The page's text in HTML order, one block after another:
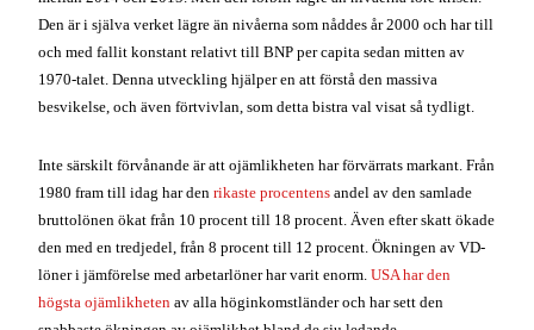
den med en tredjedel, från 8 procent till 12 procent. Ökningen av VD-
löner i jämförelse med arbetarlöner har varit enorm.
av alla höginkomstländer och har sett den
snabbaste ökningen av ojämlikhet bland de sju ledande
höginkomstekonomierna. Skillnaden mellan dessa länder tyder på att
ett ekonomiskt tvång.
Nära besläktat med den ökande ojämlikheten har varit en nedgång av
av BNP från 64,6 procent år 2001 till 60,4 procent år 2014.
Arbetare har inte bara lidit av en allt mindre del av kakan. Precis lika
betydelsefullt är den stadiga uppgången av andelen män mellan 25